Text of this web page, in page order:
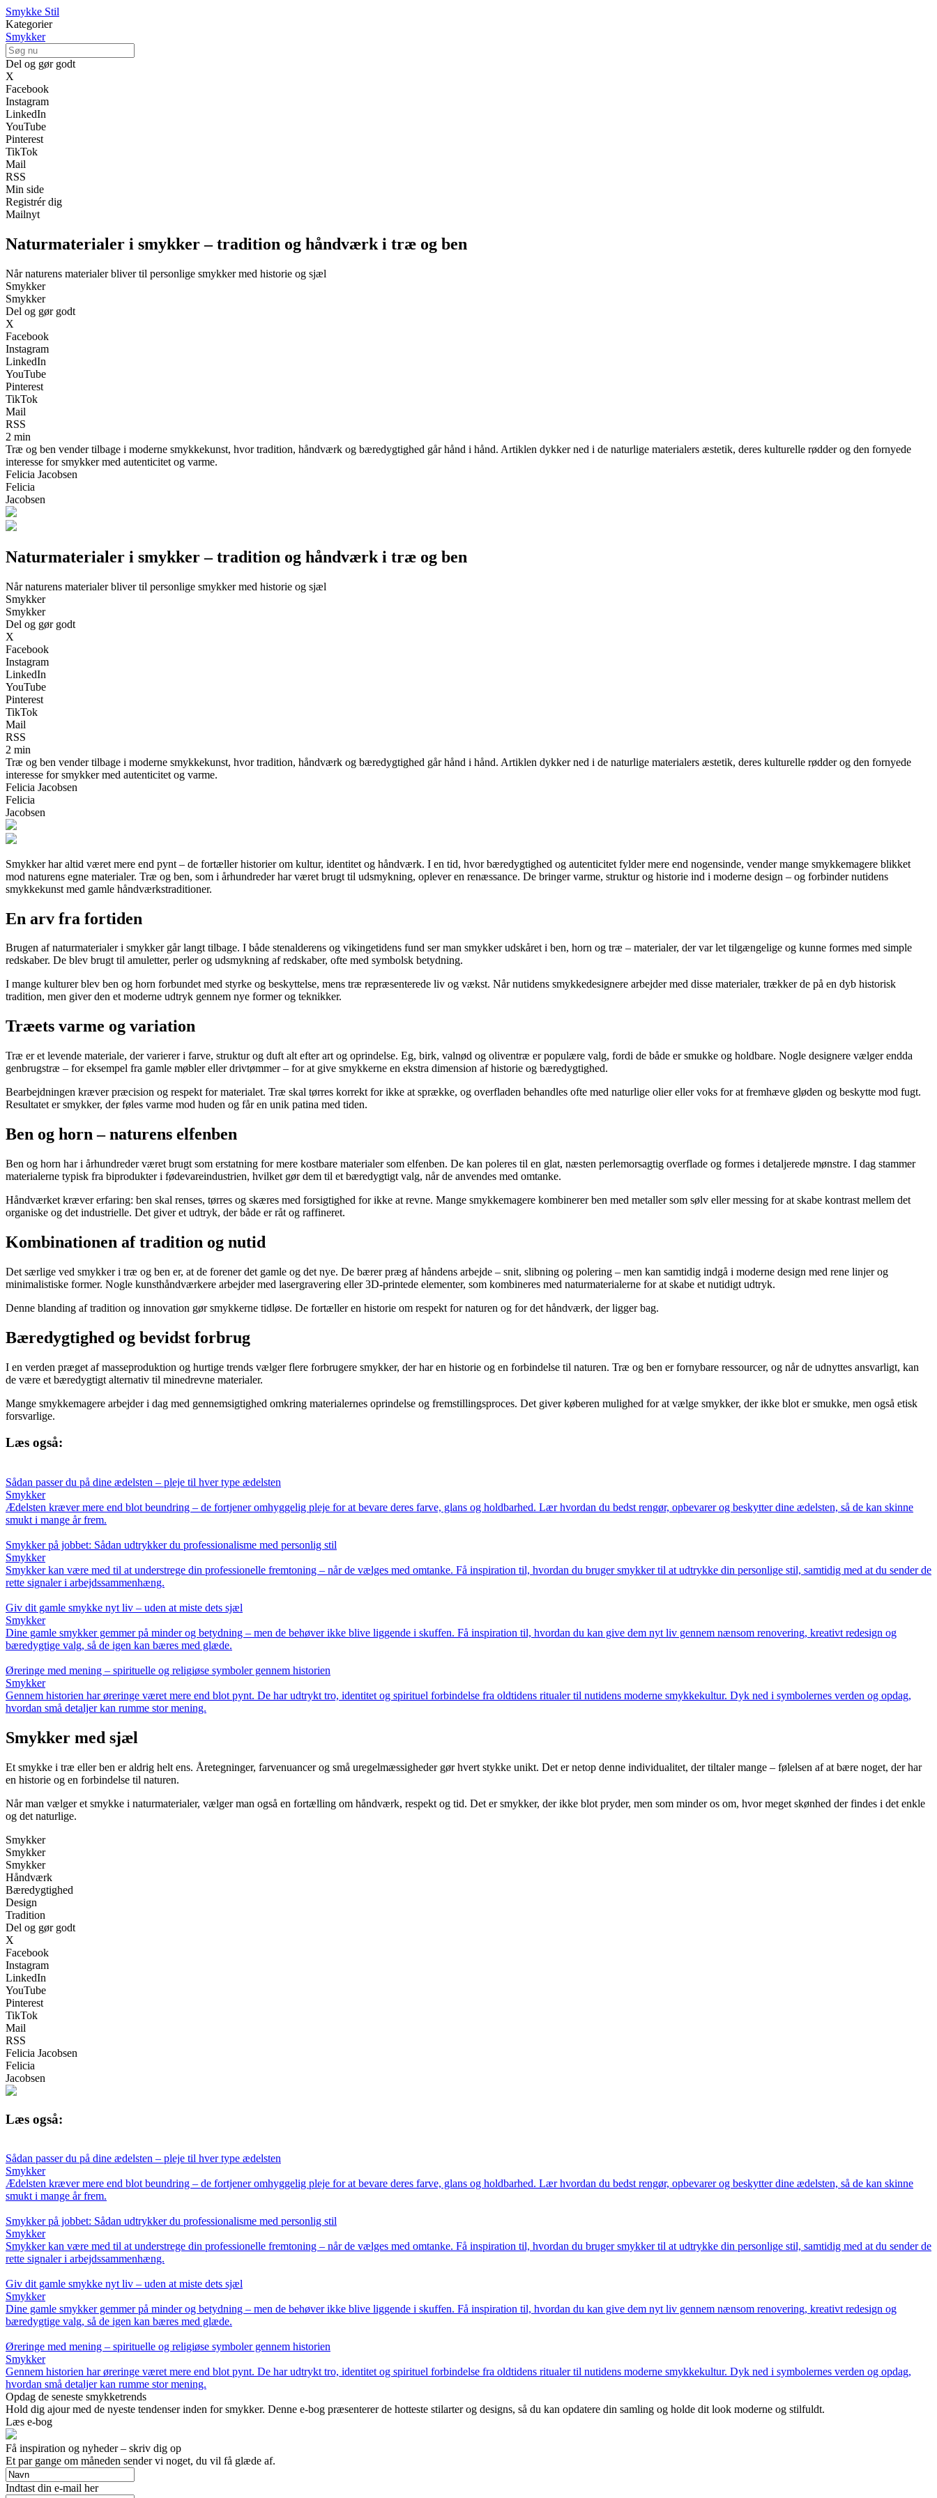
Smykke Stil
Kategorier
Smykker
Del og gør godt
X
Facebook
Instagram
LinkedIn
YouTube
Pinterest
TikTok
Mail
RSS
Min side
Registrér dig
Mailnyt
Naturmaterialer i smykker – tradition og håndværk i træ og ben
Når naturens materialer bliver til personlige smykker med historie og sjæl
Smykker
Smykker
Del og gør godt
X
Facebook
Instagram
LinkedIn
YouTube
Pinterest
TikTok
Mail
RSS
2 min
Træ og ben vender tilbage i moderne smykkekunst, hvor tradition, håndværk og bæredygtighed går hånd i hånd. Artiklen dykker ned i de naturlige materialers æstetik, deres kulturelle rødder og den fornyede
interesse for smykker med autenticitet og varme.
Felicia Jacobsen
Felicia
Jacobsen
Naturmaterialer i smykker – tradition og håndværk i træ og ben
Når naturens materialer bliver til personlige smykker med historie og sjæl
Smykker
Smykker
Del og gør godt
X
Facebook
Instagram
LinkedIn
YouTube
Pinterest
TikTok
Mail
RSS
2 min
Træ og ben vender tilbage i moderne smykkekunst, hvor tradition, håndværk og bæredygtighed går hånd i hånd. Artiklen dykker ned i de naturlige materialers æstetik, deres kulturelle rødder og den fornyede
interesse for smykker med autenticitet og varme.
Felicia Jacobsen
Felicia
Jacobsen
Smykker har altid været mere end pynt – de fortæller historier om kultur, identitet og håndværk. I en tid, hvor bæredygtighed og autenticitet fylder mere end nogensinde, vender mange smykkemagere blikket
mod naturens egne materialer. Træ og ben, som i århundreder har været brugt til udsmykning, oplever en renæssance. De bringer varme, struktur og historie ind i moderne design – og forbinder nutidens
smykkekunst med gamle håndværkstraditioner.
En arv fra fortiden
Brugen af naturmaterialer i smykker går langt tilbage. I både stenalderens og vikingetidens fund ser man smykker udskåret i ben, horn og træ – materialer, der var let tilgængelige og kunne formes med simple
redskaber. De blev brugt til amuletter, perler og udsmykning af redskaber, ofte med symbolsk betydning.
I mange kulturer blev ben og horn forbundet med styrke og beskyttelse, mens træ repræsenterede liv og vækst. Når nutidens smykkedesignere arbejder med disse materialer, trækker de på en dyb historisk
tradition, men giver den et moderne udtryk gennem nye former og teknikker.
Træets varme og variation
Træ er et levende materiale, der varierer i farve, struktur og duft alt efter art og oprindelse. Eg, birk, valnød og oliventræ er populære valg, fordi de både er smukke og holdbare. Nogle designere vælger endda
genbrugstræ – for eksempel fra gamle møbler eller drivtømmer – for at give smykkerne en ekstra dimension af historie og bæredygtighed.
Bearbejdningen kræver præcision og respekt for materialet. Træ skal tørres korrekt for ikke at sprække, og overfladen behandles ofte med naturlige olier eller voks for at fremhæve gløden og beskytte mod fugt.
Resultatet er smykker, der føles varme mod huden og får en unik patina med tiden.
Ben og horn – naturens elfenben
Ben og horn har i århundreder været brugt som erstatning for mere kostbare materialer som elfenben. De kan poleres til en glat, næsten perlemorsagtig overflade og formes i detaljerede mønstre. I dag stammer
materialerne typisk fra biprodukter i fødevareindustrien, hvilket gør dem til et bæredygtigt valg, når de anvendes med omtanke.
Håndværket kræver erfaring: ben skal renses, tørres og skæres med forsigtighed for ikke at revne. Mange smykkemagere kombinerer ben med metaller som sølv eller messing for at skabe kontrast mellem det
organiske og det industrielle. Det giver et udtryk, der både er råt og raffineret.
Kombinationen af tradition og nutid
Det særlige ved smykker i træ og ben er, at de forener det gamle og det nye. De bærer præg af håndens arbejde – snit, slibning og polering – men kan samtidig indgå i moderne design med rene linjer og
minimalistiske former. Nogle kunsthåndværkere arbejder med lasergravering eller 3D-printede elementer, som kombineres med naturmaterialerne for at skabe et nutidigt udtryk.
Denne blanding af tradition og innovation gør smykkerne tidløse. De fortæller en historie om respekt for naturen og for det håndværk, der ligger bag.
Bæredygtighed og bevidst forbrug
I en verden præget af masseproduktion og hurtige trends vælger flere forbrugere smykker, der har en historie og en forbindelse til naturen. Træ og ben er fornybare ressourcer, og når de udnyttes ansvarligt, kan
de være et bæredygtigt alternativ til minedrevne materialer.
Mange smykkemagere arbejder i dag med gennemsigtighed omkring materialernes oprindelse og fremstillingsproces. Det giver køberen mulighed for at vælge smykker, der ikke blot er smukke, men også etisk
forsvarlige.
Læs også:
Sådan passer du på dine ædelsten – pleje til hver type ædelsten
Smykker
Ædelsten kræver mere end blot beundring – de fortjener omhyggelig pleje for at bevare deres farve, glans og holdbarhed. Lær hvordan du bedst rengør, opbevarer og beskytter dine ædelsten, så de kan skinne
smukt i mange år frem.
Smykker på jobbet: Sådan udtrykker du professionalisme med personlig stil
Smykker
Smykker kan være med til at understrege din professionelle fremtoning – når de vælges med omtanke. Få inspiration til, hvordan du bruger smykker til at udtrykke din personlige stil, samtidig med at du sender de
rette signaler i arbejdssammenhæng.
Giv dit gamle smykke nyt liv – uden at miste dets sjæl
Smykker
Dine gamle smykker gemmer på minder og betydning – men de behøver ikke blive liggende i skuffen. Få inspiration til, hvordan du kan give dem nyt liv gennem nænsom renovering, kreativt redesign og
bæredygtige valg, så de igen kan bæres med glæde.
Øreringe med mening – spirituelle og religiøse symboler gennem historien
Smykker
Gennem historien har øreringe været mere end blot pynt. De har udtrykt tro, identitet og spirituel forbindelse fra oldtidens ritualer til nutidens moderne smykkekultur. Dyk ned i symbolernes verden og opdag,
hvordan små detaljer kan rumme stor mening.
Smykker med sjæl
Et smykke i træ eller ben er aldrig helt ens. Åretegninger, farvenuancer og små uregelmæssigheder gør hvert stykke unikt. Det er netop denne individualitet, der tiltaler mange – følelsen af at bære noget, der har
en historie og en forbindelse til naturen.
Når man vælger et smykke i naturmaterialer, vælger man også en fortælling om håndværk, respekt og tid. Det er smykker, der ikke blot pryder, men som minder os om, hvor meget skønhed der findes i det enkle
og det naturlige.
Smykker
Smykker
Smykker
Håndværk
Bæredygtighed
Design
Tradition
Del og gør godt
X
Facebook
Instagram
LinkedIn
YouTube
Pinterest
TikTok
Mail
RSS
Felicia Jacobsen
Felicia
Jacobsen
Læs også:
Sådan passer du på dine ædelsten – pleje til hver type ædelsten
Smykker
Ædelsten kræver mere end blot beundring – de fortjener omhyggelig pleje for at bevare deres farve, glans og holdbarhed. Lær hvordan du bedst rengør, opbevarer og beskytter dine ædelsten, så de kan skinne
smukt i mange år frem.
Smykker på jobbet: Sådan udtrykker du professionalisme med personlig stil
Smykker
Smykker kan være med til at understrege din professionelle fremtoning – når de vælges med omtanke. Få inspiration til, hvordan du bruger smykker til at udtrykke din personlige stil, samtidig med at du sender de
rette signaler i arbejdssammenhæng.
Giv dit gamle smykke nyt liv – uden at miste dets sjæl
Smykker
Dine gamle smykker gemmer på minder og betydning – men de behøver ikke blive liggende i skuffen. Få inspiration til, hvordan du kan give dem nyt liv gennem nænsom renovering, kreativt redesign og
bæredygtige valg, så de igen kan bæres med glæde.
Øreringe med mening – spirituelle og religiøse symboler gennem historien
Smykker
Gennem historien har øreringe været mere end blot pynt. De har udtrykt tro, identitet og spirituel forbindelse fra oldtidens ritualer til nutidens moderne smykkekultur. Dyk ned i symbolernes verden og opdag,
hvordan små detaljer kan rumme stor mening.
Opdag de seneste smykketrends
Hold dig ajour med de nyeste tendenser inden for smykker. Denne e-bog præsenterer de hotteste stilarter og designs, så du kan opdatere din samling og holde dit look moderne og stilfuldt.
Læs e-bog
Få inspiration og nyheder – skriv dig op
Et par gange om måneden sender vi noget, du vil få glæde af.
Indtast din e-mail her